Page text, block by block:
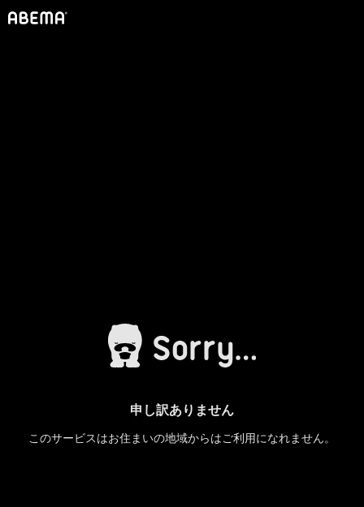
申し訳ありません
このサービスはお住まいの地域からはご利用になれません。